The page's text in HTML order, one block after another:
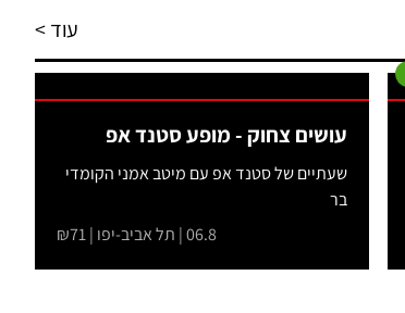
עוד >
עושים צחוק - מופע סטנד אפ
שעתיים של סטנד אפ עם מיטב אמני הקומדי
בר
06.8 | תל אביב-יפו | ₪71